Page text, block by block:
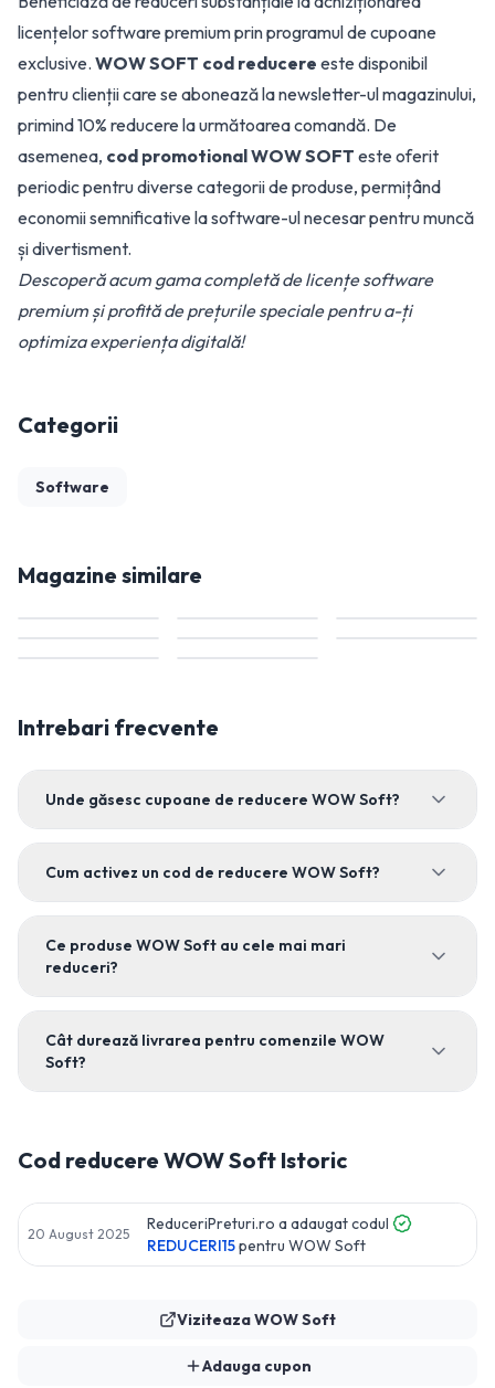
ViziteazaWOW Soft
Adauga cupon
licențelor software premium prin programul de cupoane
exclusive. WOW SOFT cod reducere este disponibil
pentru clienții care se abonează la newsletter-ul magazinului,
primind 10% reducere la următoarea comandă. De
asemenea, cod promotional WOW SOFT este oferit
periodic pentru diverse categorii de produse, permițând
economii semnificative la software-ul necesar pentru muncă
și divertisment.
Descoperă acum gama completă de licențe software
premium și profită de prețurile speciale pentru a-ți
optimiza experiența digitală!
Categorii
Software
Magazine similare
Intrebari frecvente
Unde găsesc cupoane de reducere WOW Soft?
Cum activez un cod de reducere WOW Soft?
Ce produse WOW Soft au cele mai mari
reduceri?
Cât durează livrarea pentru comenzile WOW
Soft?
Cod reducere WOW Soft Istoric
20 August 2025
ReduceriPreturi.ro a adaugat codul
REDUCERI15pentru WOW Soft